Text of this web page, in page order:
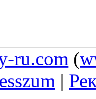
ru.com (
|